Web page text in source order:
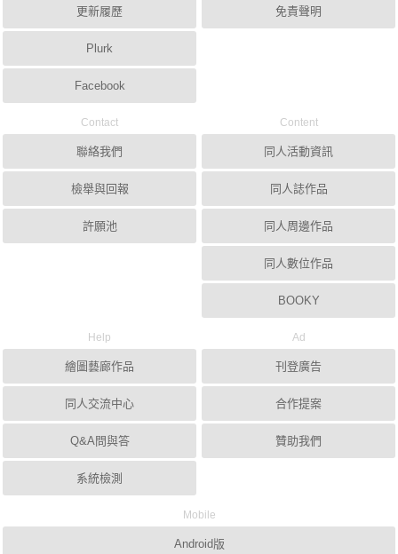
更新履歷
Plurk
Facebook
免責聲明
Contact
聯絡我們
檢舉與回報
許願池
Content
同人活動資訊
同人誌作品
同人周邊作品
同人數位作品
BOOKY
Help
繪圖藝廊作品
同人交流中心
Q&A問與答
系統檢測
Ad
刊登廣告
合作提案
贊助我們
Mobile
Android版